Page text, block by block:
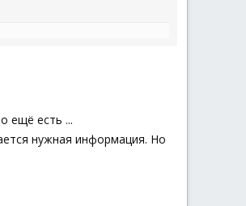
ещё есть ...
нужная информация. Но